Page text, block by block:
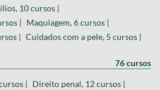
10 cursos |
|
Maquiagem, 6 cursos |
|
Cuidados com a pele, 5 cursos |
76 cursos
|
Direito penal, 12 cursos |